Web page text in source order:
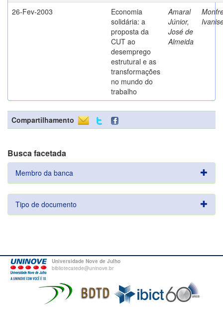
26-Fev-2003
Economia
solidária: a
proposta da
CUT ao
desemprego
estrutural e as
transformações
no mundo do
trabalho
Amaral
Júnior,
José de
Almeida
Compartilhamento
Busca facetada
Membro da banca
Tipo de documento
Universidade Nove de Julho
bibliotecatede@uninove.br